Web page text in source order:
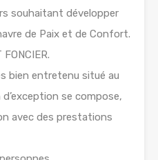
souhaitant développer
de Paix et de Confort.
FONCIER.
bien entretenu situé au
se compose,
avec des prestations